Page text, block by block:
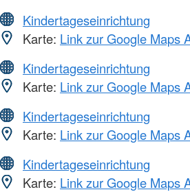
Kindertageseinrichtung
Karte: Link zur Google Maps
Kindertageseinrichtung
Karte: Link zur Google Maps
Kindertageseinrichtung
Karte: Link zur Google Maps
Kindertageseinrichtung
Karte: Link zur Google Maps